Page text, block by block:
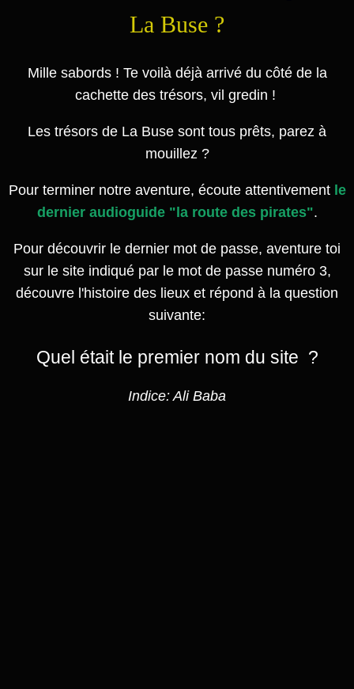
La Buse ?
Mille sabords ! Te voilà déjà arrivé du côté de la
cachette des trésors, vil gredin !
Les trésors de La Buse sont tous prêts, parez à
mouillez ?
Pour terminer notre aventure, écoute attentivement le
dernier audioguide "la route des pirates".
Pour découvrir le dernier mot de passe, aventure toi
sur le site indiqué par le mot de passe numéro 3,
découvre l'histoire des lieux et répond à la question
suivante:
Quel était le premier nom du site ?
Indice: Ali Baba